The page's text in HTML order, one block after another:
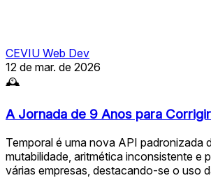
CEVIU Web Dev
12 de mar. de 2026
🕰
A Jornada de 9 Anos para
Temporal é uma nova API
mutabilidade, aritmética inconsistente e
várias empresas, destacando-se o uso